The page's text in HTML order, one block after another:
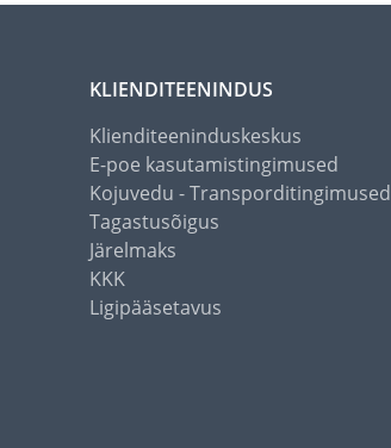
KLIENDITEENINDUS
Klienditeeninduskeskus
E-poe kasutamistingimused
Kojuvedu - Transporditingimused
Tagastusõigus
Järelmaks
KKK
Ligipääsetavus